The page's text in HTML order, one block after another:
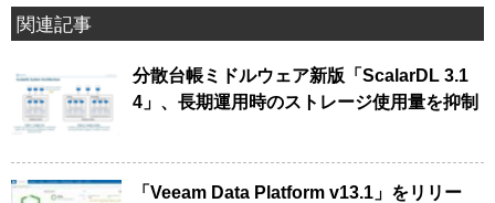
関連記事
分散台帳ミドルウェア新版「ScalarDL 3.1
4」、長期運用時のストレージ使用量を抑制
「Veeam Data Platform v13.1」をリリー